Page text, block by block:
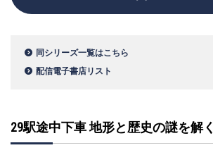
同シリーズ一覧はこちら
配信電子書店リスト
29駅途中下車 地形と歴史の謎を解く